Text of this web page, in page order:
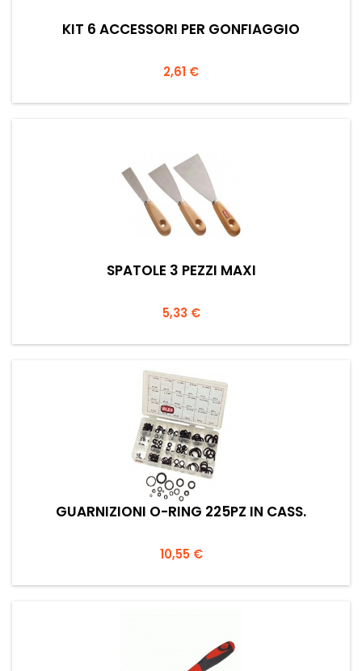
KIT 6 ACCESSORI PER GONFIAGGIO
Prezzo
2,61 €
SPATOLE 3 PEZZI MAXI
Prezzo
5,33 €
GUARNIZIONI O-RING 225PZ IN CASS.
Prezzo
10,55 €